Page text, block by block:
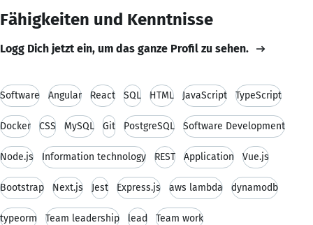
Fähigkeiten und Kenntnisse
Logg Dich jetzt ein, um das ganze Profil zu sehen.
Software Angular React SQL HTML JavaScript TypeScript
Docker CSS MySQL Git PostgreSQL Software Development
Node.js Information technology REST Application Vue.js
Bootstrap Next.js Jest Express.js aws lambda dynamodb
typeorm Team leadership lead Team work